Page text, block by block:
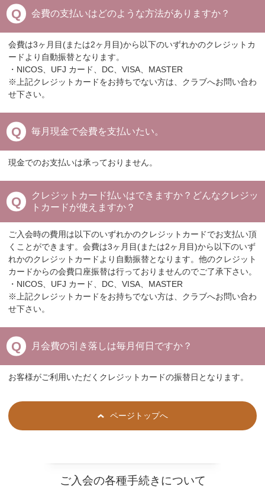
会費の支払いはどのような方法がありますか？
会費は3ヶ月目(または2ヶ月目)から以下のいずれかのクレジットカ
ードより自動振替となります。
・NICOS、UFJ カード、DC、VISA、MASTER
※上記クレジットカードをお持ちでない方は、クラブへお問い合わ
せ下さい。
毎月現金で会費を支払いたい。
現金でのお支払いは承っておりません。
クレジットカード払いはできますか？どんなクレジッ
トカードが使えますか？
ご入会時の費用は以下のいずれかのクレジットカードでお支払い頂
くことができます。会費は3ヶ月目(または2ヶ月目)から以下のいず
れかのクレジットカードより自動振替となります。他のクレジット
カードからの会費口座振替は行っておりませんのでご了承下さい。
・NICOS、UFJ カード、DC、VISA、MASTER
※上記クレジットカードをお持ちでない方は、クラブへお問い合わ
せ下さい。
月会費の引き落しは毎月何日ですか？
お客様がご利用いただくクレジットカードの振替日となります。
ページトップへ
ご入会の各種手続きについて